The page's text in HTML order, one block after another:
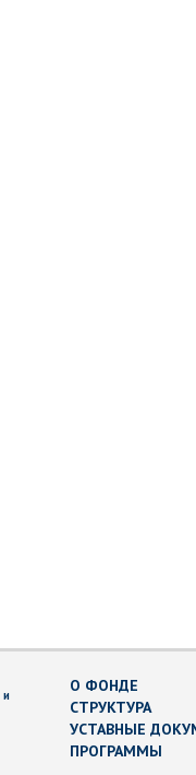
и
О ФОНДЕ
СТРУКТУРА
УСТАВНЫЕ
ПРОГРАММЫ